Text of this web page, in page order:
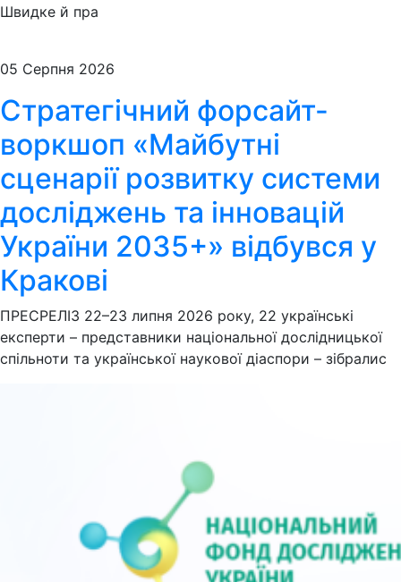
Швидке й пра
05 Серпня 2026
Стратегічний форсайт-
воркшоп «Майбутні
сценарії розвитку системи
досліджень та інновацій
України 2035+» відбувся у
Кракові
ПРЕСРЕЛІЗ 22–23 липня 2026 року, 22 українські
експерти – представники національної дослідницької
спільноти та української наукової діаспори – зібралис